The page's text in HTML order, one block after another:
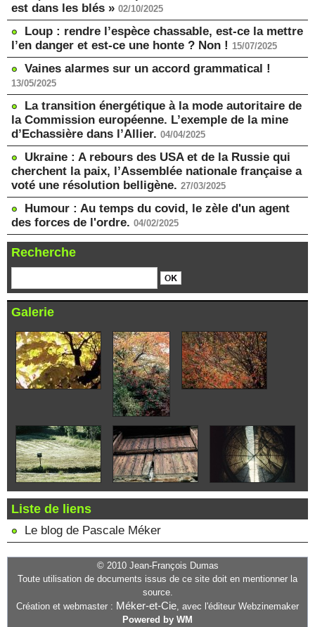
est dans les blés » 02/10/2025
Loup : rendre l’espèce chassable, est-ce la mettre
l’en danger et est-ce une honte ? Non ! 15/07/2025
Vaines alarmes sur un accord grammatical !
13/05/2025
La transition énergétique à la mode autoritaire de
la Commission européenne. L’exemple de la mine
d’Echassière dans l’Allier. 04/04/2025
Ukraine : A rebours des USA et de la Russie qui
cherchent la paix, l’Assemblée nationale française a
voté une résolution belligène. 27/03/2025
Humour : Au temps du covid, le zèle d'un agent
des forces de l'ordre. 04/02/2025
Recherche
Galerie
Liste de liens
Le blog de Pascale Méker
© 2010 Jean-François Dumas
Toute utilisation de documents issus de ce site doit en mentionner la
source.
Création et webmaster : Méker-et-Cie, avec l'éditeur Webzinemaker
Powered by WM